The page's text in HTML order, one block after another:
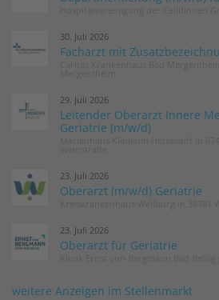
30. Juli 2026
Facharzt mit
29. Juli 2026
Leitender Oberarzt Innere
Geriatrie (m/w/d)
23. Juli 2026
Oberarzt (m/w/d) Geriatrie
23. Juli 2026
Oberarzt für Geriatrie
weitere Anzeigen im Stellenmarkt